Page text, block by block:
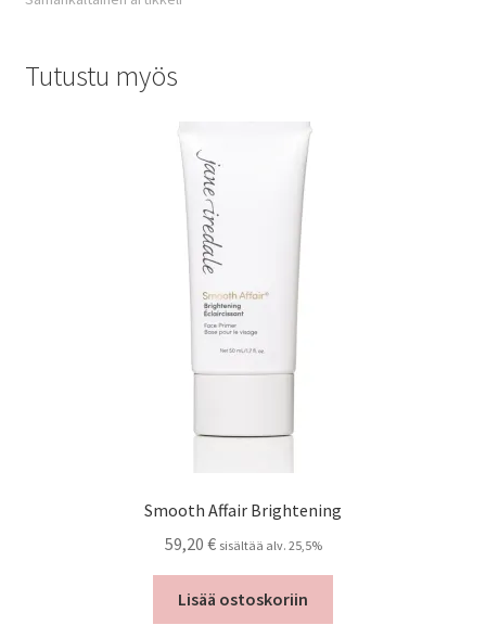
Tutustu myös
Smooth Affair Brightening
59,20 € sisältää alv. 25,5%
Lisää ostoskoriin